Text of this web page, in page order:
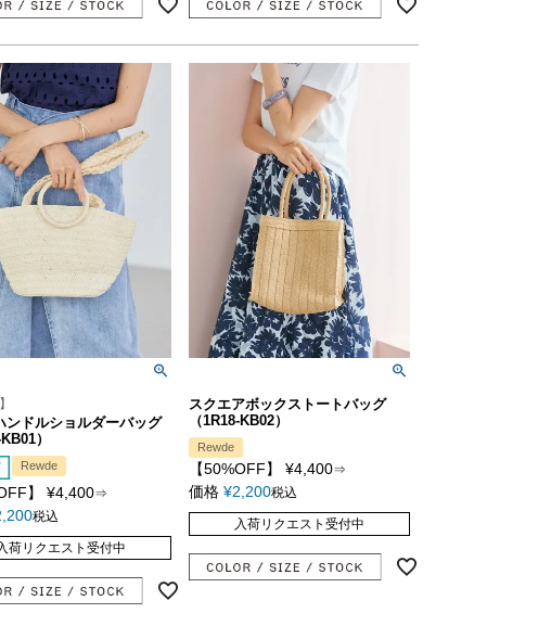
ンドルショルダーバッグ
）
Rewde
】 ¥4,400⇒
税込
入荷リクエスト受付中
スクエアボックストートバッグ
（1R18-KB02）
Rewde
【50%OFF】 ¥4,400⇒
価格 ¥2,200税込
入荷リクエスト受付中